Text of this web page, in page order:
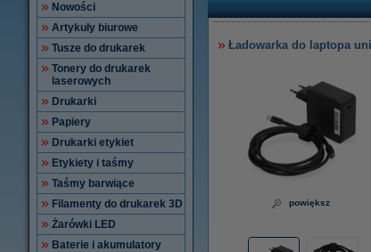
Nowości
Artykuły biurowe
Tusze do drukarek
Tonery do drukarek
laserowych
Drukarki
Papiery
Drukarki etykiet
Etykiety i taśmy
Taśmy barwiące
Filamenty do drukarek 3D
Żarówki LED
Baterie i akumulatory
Ładowarka do laptopa
powiększ